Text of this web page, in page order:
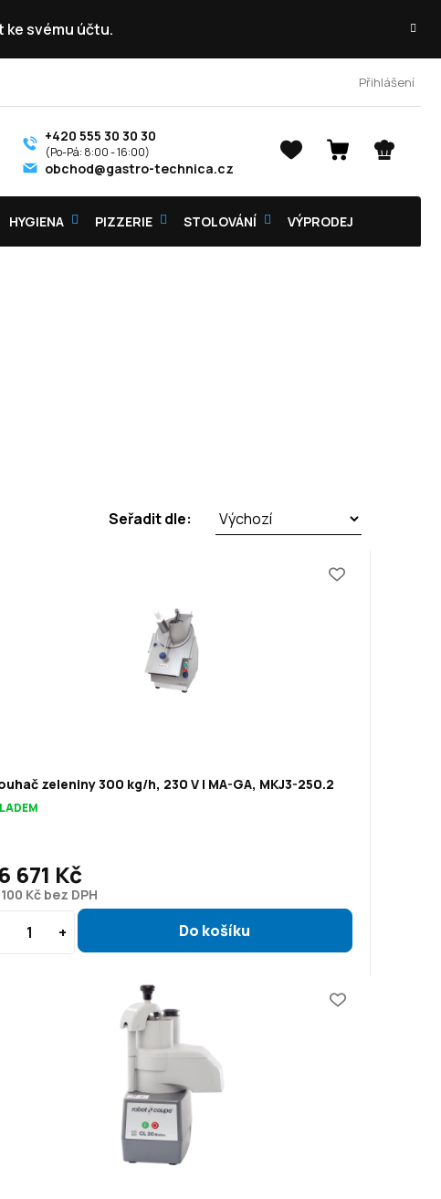
svému účtu.
Přihlášení
NÁKUPNÍ
+420 555 30 30 30
obchod@gastro-technica.cz
HYGIENA PIZZERIE STOLOVÁNÍ VÝPRODEJ
Seřadit dle:
zeleniny 300 kg/h, 230 V | MA-GA, MKJ3-250.2
Kč bez DPH
671 Kč